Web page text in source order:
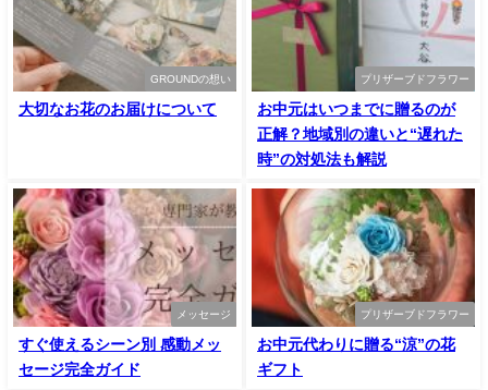
GROUNDの想い
大切なお花のお届けについて
プリザーブドフラワー
お中元はいつまでに贈るのが
正解？地域別の違いと“遅れた
時”の対処法も解説
メッセージ
すぐ使えるシーン別 感動メッ
セージ完全ガイド
プリザーブドフラワー
お中元代わりに贈る“涼”の花
ギフト